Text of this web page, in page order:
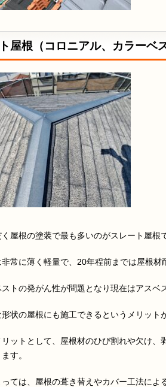
屋根（コロニアル、カラーベス
屋根の塗装で最も多いのがスレート屋根
常に薄く軽量で、20年程前までは屋根材
ストの発がん性が問題となり現在はアスベ
状の屋根にも施工できるというメリット
ットとして、屋根材のひび割れや欠け
す。
ては、屋根の葺き替えやカバー工法によ